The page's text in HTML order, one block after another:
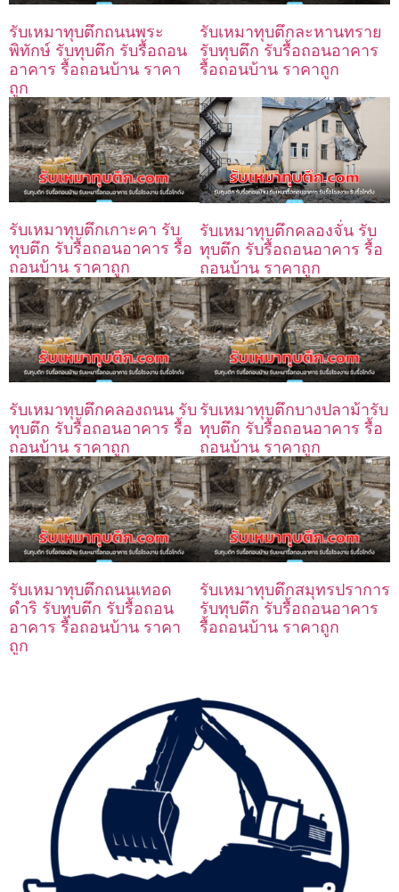
รับเหมาทุบตึกถนนพระ
พิทักษ์ รับทุบตึก รับรื้อถอน
อาคาร รื้อถอนบ้าน ราคา
ถูก
รับเหมาทุบตึกละหานทราย
รับทุบตึก รับรื้อถอนอาคาร
รื้อถอนบ้าน ราคาถูก
รับเหมาทุบตึกเกาะคา รับ
ทุบตึก รับรื้อถอนอาคาร รื้อ
ถอนบ้าน ราคาถูก
รับเหมาทุบตึกคลองจั่น รับ
ทุบตึก รับรื้อถอนอาคาร รื้อ
ถอนบ้าน ราคาถูก
รับเหมาทุบตึกคลองถนน รับ
ทุบตึก รับรื้อถอนอาคาร รื้อ
ถอนบ้าน ราคาถูก
รับเหมาทุบตึกบางปลาม้ารับ
ทุบตึก รับรื้อถอนอาคาร รื้อ
ถอนบ้าน ราคาถูก
รับเหมาทุบตึกถนนเทอด
ดำริ รับทุบตึก รับรื้อถอน
อาคาร รื้อถอนบ้าน ราคา
ถูก
รับเหมาทุบตึกสมุทรปราการ
รับทุบตึก รับรื้อถอนอาคาร
รื้อถอนบ้าน ราคาถูก